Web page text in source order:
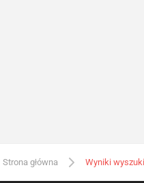
Strona główna Wyniki